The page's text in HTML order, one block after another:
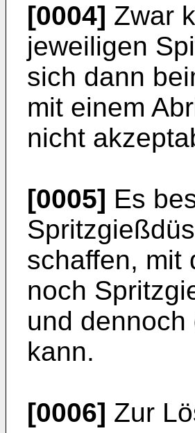
[0004] Zwar
jeweiligen
sich dann
mit einem
nicht
[0005] Es
schaffen, mit
noch
und
kann.
[0006] Zur